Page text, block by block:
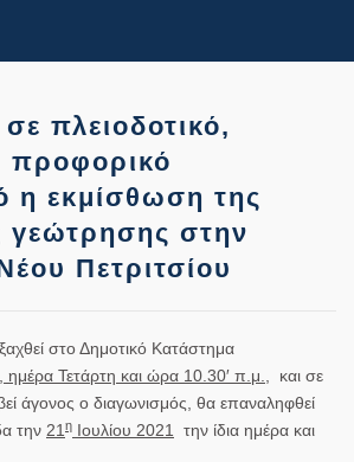
σε πλειοδοτικό,
προφορικό
η εκμίσθωση της
γεώτρησης στην
Πετριτσίου
στο Δημοτικό Κατάστημα
ημέρα Τετάρτη και ώρα 10.30′ π.μ.
και σε
άγονος ο διαγωνισμός, θα επαναληφθεί
την 21 η Ιουλίου 2021
την ίδια ημέρα και